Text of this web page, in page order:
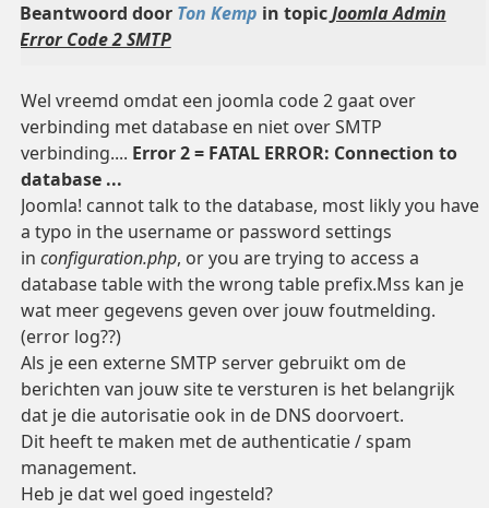
Beantwoord door Ton Kemp in topicJoomla Admin
Error Code 2 SMTP
Wel vreemd omdat een joomla code 2 gaat over
verbinding met database en niet over SMTP
verbinding.... Error 2 = FATAL ERROR: Connection to
database ...
Joomla! cannot talk to the database, most likly you have
a typo in the username or password settings
in configuration.php, or you are trying to access a
database table with the wrong table prefix.Mss kan je
wat meer gegevens geven over jouw foutmelding.
(error log??)
Als je een externe SMTP server gebruikt om de
berichten van jouw site te versturen is het belangrijk
dat je die autorisatie ook in de DNS doorvoert.
Dit heeft te maken met de authenticatie / spam
management.
Heb je dat wel goed ingesteld?